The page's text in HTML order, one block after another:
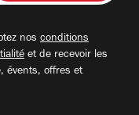
nos conditions
et de recevoir les
évents, offres et